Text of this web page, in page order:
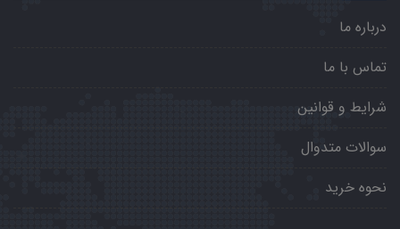
درباره ما
تماس با ما
شرایط و قوانین
سوالات متدوال
نحوه خرید